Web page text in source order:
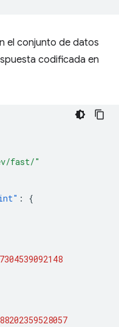
el conjunto de datos
codificada en
fast/"
:
{